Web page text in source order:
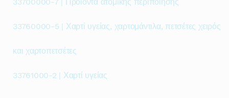
33760000-5 | Χαρτί υγείας, χαρτομάντιλα, πετσέτες χειρός
και χαρτοπετσέτες
33761000-2 | Χαρτί υγείας